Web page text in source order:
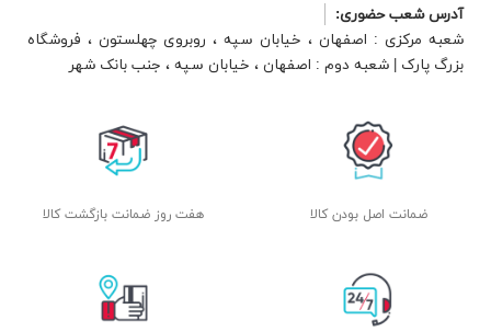
آدرس شعب حضوری:
شعبه مرکزی : اصفهان ، خیابان سپه ، روبروی چهلستون ، فروشگاه
بزرگ پارک | شعبه دوم : اصفهان ، خیابان سپه ، جنب بانک شهر
ضمانت اصل بودن کالا هفت روز ضمانت بازگشت کالا